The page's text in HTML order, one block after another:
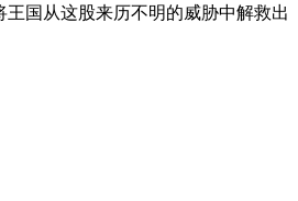
王国从这股来历不明的威胁中解救出